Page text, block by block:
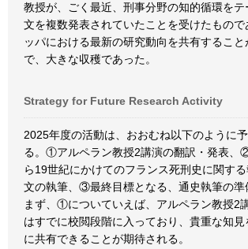
教授が、ごく最近、刑事分野の知的循環を
文を複数発表されていたことを受けたもので
ッパにおける最新の研究動向を共有すること
で、大きな収穫であった。
Strategy for Future Research Activity
2025年度の活動は、おおむね以下のように
る。①アルペラン教授2講演の翻訳・発表、
ら19世紀にかけてのフランス死刑史に関す
文の執筆、③最終目標となる、通史執筆の準
まず、①についていえば、アルペラン教授2
はすでに校閲段階に入っており、貴重な知
に共有できることが期待される。